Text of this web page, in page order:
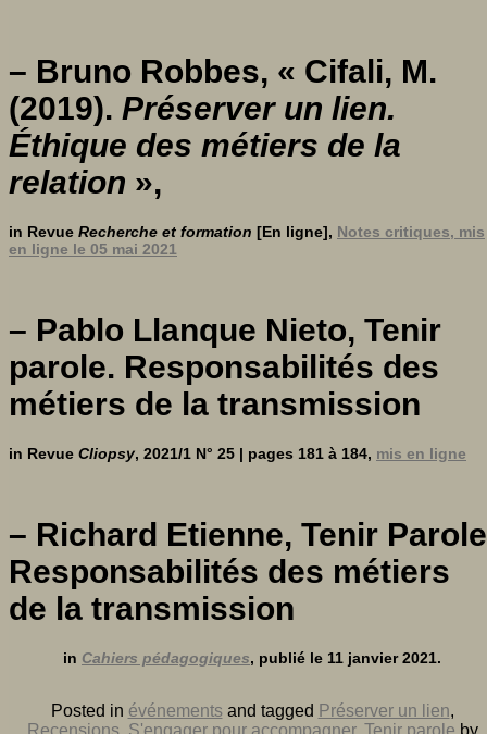
– Bruno Robbes, « Cifali, M.
(2019). Préserver un lien.
Éthique des métiers de la
relation »,
in Revue Recherche et formation [En ligne], Notes critiques, mis
en ligne le 05 mai 2021
– Pablo Llanque Nieto, Tenir
parole. Responsabilités des
métiers de la transmission
in Revue Cliopsy, 2021/1 N° 25 | pages 181 à 184, mis en ligne
– Richard Etienne, Tenir
Responsabilités des métiers
de la transmission
in Cahiers pédagogiques, publié le 11 janvier 2021.
Posted in événementsand tagged Préserver un lien,